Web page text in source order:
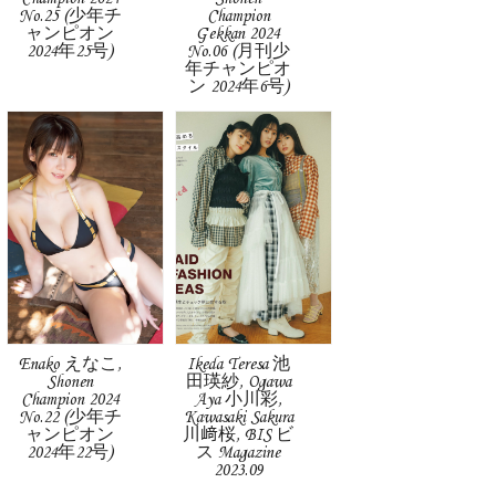
No.25 (少年チ
ャンピオン
2024年25号)
Champion
Gekkan 2024
No.06 (月刊少
年チャンピオ
ン 2024年6号)
Enako えなこ,
Shonen
Champion 2024
No.22 (少年チ
ャンピオン
2024年22号)
Ikeda Teresa 池
田瑛紗, Ogawa
Aya 小川彩,
Kawasaki Sakura
川﨑桜, BIS ビ
ス Magazine
2023.09